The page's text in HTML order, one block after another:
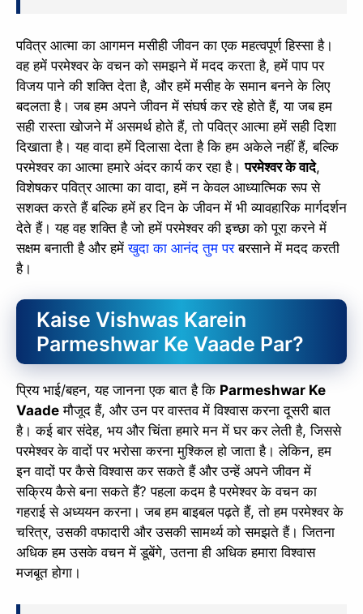
पवित्र आत्मा का आगमन मसीही जीवन का एक महत्वपूर्ण हिस्सा है।
वह हमें परमेश्वर के वचन को समझने में मदद करता है, हमें पाप पर
विजय पाने की शक्ति देता है, और हमें मसीह के समान बनने के लिए
बदलता है। जब हम अपने जीवन में संघर्ष कर रहे होते हैं, या जब हम
सही रास्ता खोजने में असमर्थ होते हैं, तो पवित्र आत्मा हमें सही दिशा
दिखाता है। यह वादा हमें दिलासा देता है कि हम अकेले नहीं हैं, बल्कि
परमेश्वर का आत्मा हमारे अंदर कार्य कर रहा है।परमेश्वर के वादे,
विशेषकर पवित्र आत्मा का वादा, हमें न केवल आध्यात्मिक रूप से
सशक्त करते हैं बल्कि हमें हर दिन के जीवन में भी व्यावहारिक मार्गदर्शन
देते हैं। यह वह शक्ति है जो हमें परमेश्वर की इच्छा को पूरा करने में
सक्षम बनाती है और हमेंखुदा का आनंद तुम परबरसाने में मदद करती
है।
Kaise Vishwas Karein
Parmeshwar Ke Vaade Par?
प्रिय भाई/बहन, यह जानना एक बात है कि Parmeshwar Ke
Vaade मौजूद हैं, और उन पर वास्तव में विश्वास करना दूसरी बात
है। कई बार संदेह, भय और चिंता हमारे मन में घर कर लेती है, जिससे
परमेश्वर के वादों पर भरोसा करना मुश्किल हो जाता है। लेकिन, हम
इन वादों पर कैसे विश्वास कर सकते हैं और उन्हें अपने जीवन में
सक्रिय कैसे बना सकते हैं? पहला कदम है परमेश्वर के वचन का
गहराई से अध्ययन करना। जब हम बाइबल पढ़ते हैं, तो हम परमेश्वर के
चरित्र, उसकी वफादारी और उसकी सामर्थ्य को समझते हैं। जितना
अधिक हम उसके वचन में डूबेंगे, उतना ही अधिक हमारा विश्वास
मजबूत होगा।